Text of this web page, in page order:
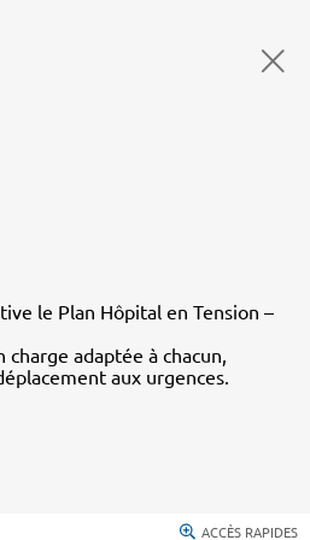
le Plan Hôpital en Tension –
adaptée à chacun,
aux urgences.
ACCÈS RAPIDES